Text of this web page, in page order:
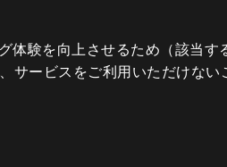
験を向上させるため（該当す
ービスをご利用いただけない